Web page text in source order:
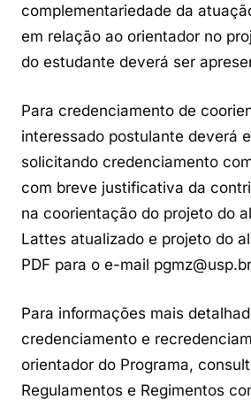
complementariedade da
em relação ao orientador no
do estudante deverá ser
Para credenciamento de
interessado postulante deverá
solicitando credenciamento
com breve justificativa da
na coorientação do projeto do
Lattes atualizado e projeto do
PDF para o e-mail pgmz@usp.br
Para informações mais
credenciamento e
orientador do Programa,
Regulamentos e Regimentos